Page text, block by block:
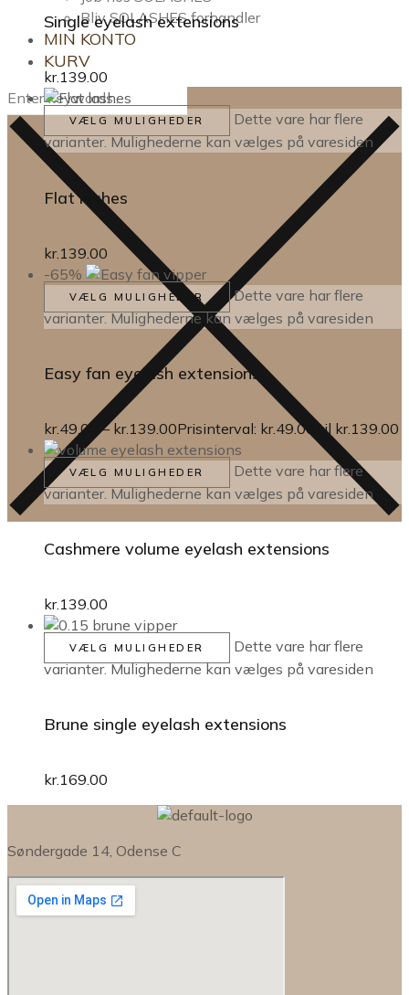
Bliv SOLASHES forhandler
MIN KONTO
KURV
Single eyelash extensions
kr.139.00
VÆLG MULIGHEDER
Dette vare har flere
varianter. Mulighederne kan vælges på varesiden
Flat lashes
kr. 139.00
-65%
VÆLG MULIGHEDER
Dette vare har flere
varianter. Mulighederne kan vælges på varesiden
Easy fan eyelash extensions
kr.49.00 – kr. 139.00Prisinterval: kr.49.00 til kr.139.00
VÆLG MULIGHEDER
Dette vare har flere
varianter. Mulighederne kan vælges på varesiden
Cashmere volume eyelash extensions
kr. 139.00
VÆLG MULIGHEDER
Dette vare har flere
varianter. Mulighederne kan vælges på varesiden
Brune single eyelash extensions
kr. 169.00
Søndergade 14, Odense C